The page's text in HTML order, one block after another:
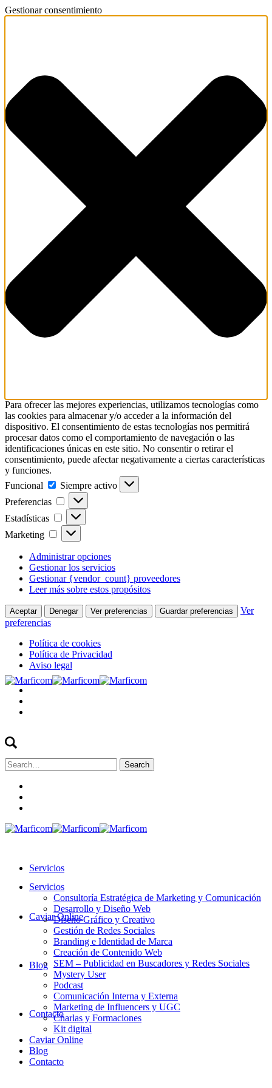
Gestionar consentimiento
Para ofrecer las mejores experiencias, utilizamos tecnologías como
las cookies para almacenar y/o acceder a la información del
dispositivo. El consentimiento de estas tecnologías nos permitirá
procesar datos como el comportamiento de navegación o las
identificaciones únicas en este sitio. No consentir o retirar el
consentimiento, puede afectar negativamente a ciertas características
y funciones.
Funcional
Funcional
Siempre activo
Preferencias
Preferencias
Estadísticas Estadísticas
Marketing Marketing
Administrar opciones
Gestionar los servicios
Gestionar {vendor_count} proveedores
Leer más sobre estos propósitos
Aceptar Denegar Ver preferencias Guardar preferencias
Ver
preferencias
Política de cookies
Política de Privacidad
Aviso legal
Search
for:
Servicios
Caviar Online
Blog
Contacto
Servicios
Consultoría Estratégica de Marketing y Comunicación
Desarrollo y Diseño Web
Diseño Gráfico y Creativo
Gestión de Redes Sociales
Branding e Identidad de Marca
Creación de Contenido Web
SEM – Publicidad en Buscadores y Redes Sociales
Mystery User
Podcast
Comunicación Interna y Externa
Marketing de Influencers y UGC
Charlas y Formaciones
Kit digital
Caviar Online
Blog
Contacto